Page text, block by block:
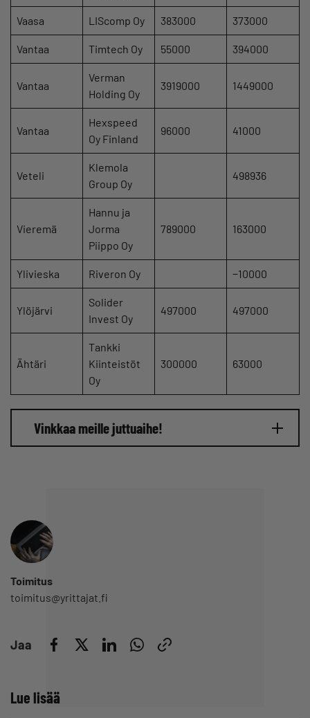
Vaasa LIScomp Oy 383000 373000
Vantaa Timtech Oy 55000 394000
Vantaa
Verman
Holding Oy
3919000 1449000
Vantaa
Hexspeed
Oy Finland
96000 41000
Veteli
Klemola
Group Oy
498936
Vieremä
Hannu ja
Jorma
Piippo Oy
789000 163000
Ylivieska Riveron Oy −10000
Ylöjärvi
Solider
Invest Oy
497000 497000
Ähtäri
Tankki
Kiinteistöt
Oy
300000 63000
Vinkkaa meille juttuaihe!
Toimitus
toimitus@yrittajat.fi
Jaa
Lue lisää